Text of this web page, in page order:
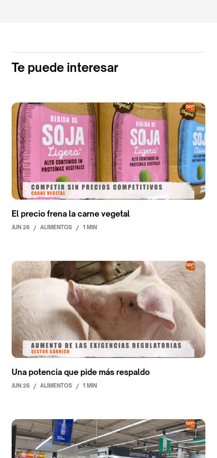
Te puede interesar
El precio frena la carne vegetal
JUN 26 / ALIMENTOS / 1 MIN
Una potencia que pide más respaldo
JUN 26 / ALIMENTOS / 1 MIN